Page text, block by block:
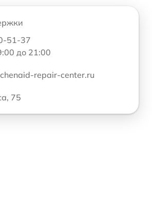
51-37
до 21:00
repair-center.ru
75